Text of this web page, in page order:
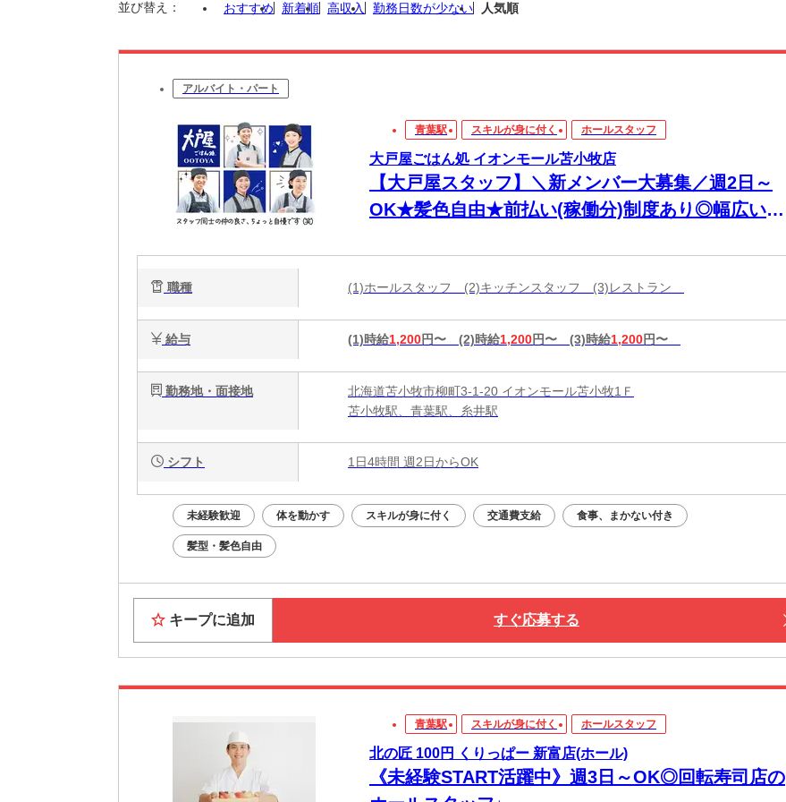
並び替え： おすすめ 新着順 高収入 勤務日数が少ない 人気順
アルバイト・パート
青葉駅 スキルが身に付く ホールスタッフ
大戸屋ごはん処 イオンモール苫小牧店
【大戸屋スタッフ】＼新メンバー大募集／週2日～
OK★髪色自由★前払い(稼働分)制度あり◎幅広い年
職種 (1)ホールスタッフ (2)キッチンスタッフ (3)レストラン
給与 (1)時給1,200円〜 (2)時給1,200円〜 (3)時給1,200円〜
勤務地・面接地
北海道苫小牧市柳町3-1-20 イオンモール苫小牧1Ｆ
苫小牧駅、青葉駅、糸井駅
シフト 1日4時間 週2日からOK
未経験歓迎 体を動かす スキルが身に付く 交通費支給 食事、まかない付き
髪型・髪色自由
キープに追加 すぐ応募する
青葉駅 スキルが身に付く ホールスタッフ
北の匠 100円 くりっぱー 新富店(ホール)
《未経験START活躍中》週3日～OK◎回転寿司店の